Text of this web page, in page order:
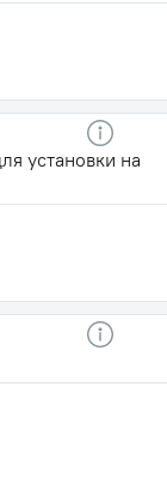
установки на